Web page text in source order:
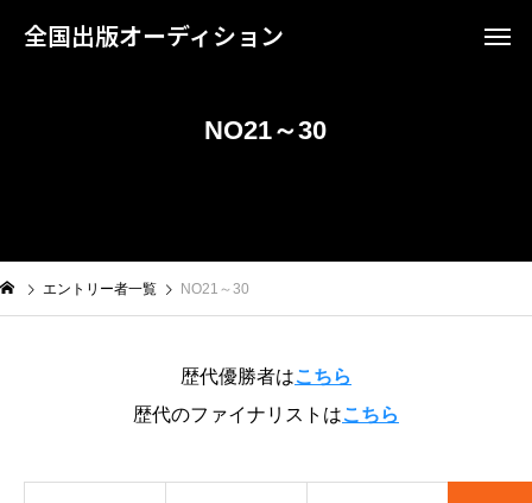
全国出版オーディション
NO21～30
エントリー者一覧 NO21～30
歴代優勝者はこちら
歴代のファイナリストはこちら